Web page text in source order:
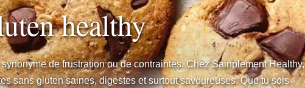
healthy
de frustration ou de contraintes. Chez Sainplement Healthy,
sans gluten saines, digestes et surtout savoureuses. Que tu sois